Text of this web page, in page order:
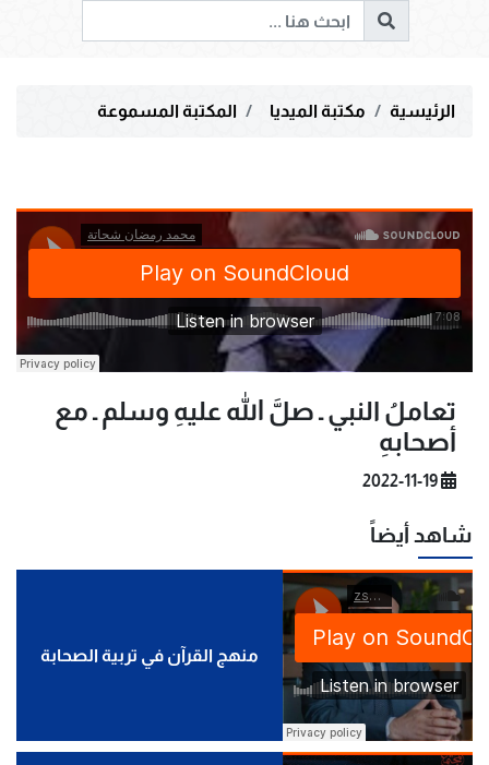
الرئيسية مكتبة الميديا المكتبة المسموعة
تعاملُ النبي ـ صلَّ الله عليهِ وسلم ـ مع
أصحابهِ
2022-11-19
شاهد أيضاً
منهج القرآن في تربية الصحابة